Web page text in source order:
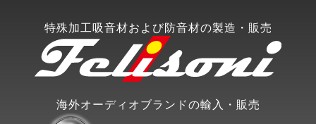
特殊加工吸音材および防音材の製造・販売
海外オーディオブランドの輸入・販売